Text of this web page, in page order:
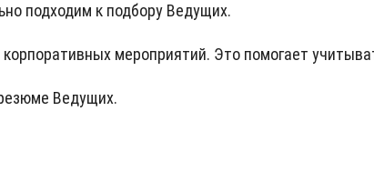
подходим к подбору Ведущих.
мероприятий. Это помогает
Ведущих.